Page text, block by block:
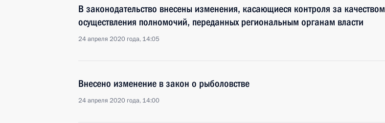
В законодательство внесены изменения, касающиеся контроля за качеством
осуществления полномочий, переданных региональным органам власти
24 апреля 2020 года, 14:05
Внесено изменение в закон о рыболовстве
24 апреля 2020 года, 14:00